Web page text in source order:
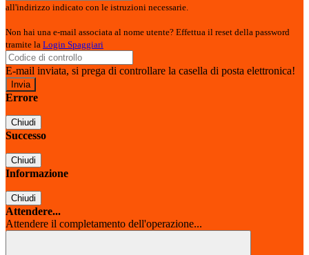
all'indirizzo indicato con le istruzioni necessarie.
Non hai una e-mail associata al nome utente? Effettua il reset della password
tramite la Login Spaggiari
E-mail inviata, si prega di controllare la casella di posta elettronica!
Errore
Chiudi
Successo
Chiudi
Informazione
Chiudi
Attendere...
Attendere il completamento dell'operazione...